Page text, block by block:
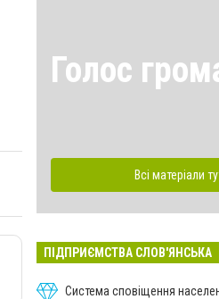
Голос
Всі матеріали
ПІДПРИЄМСТВА СЛОВ'ЯНСЬКА
Система сповіщення